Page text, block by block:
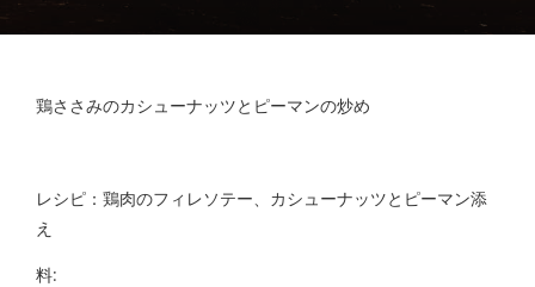
鶏ささみのカシューナッツとピーマンの炒め
レシピ：鶏肉のフィレソテー、カシューナッツとピーマン添
え
料: